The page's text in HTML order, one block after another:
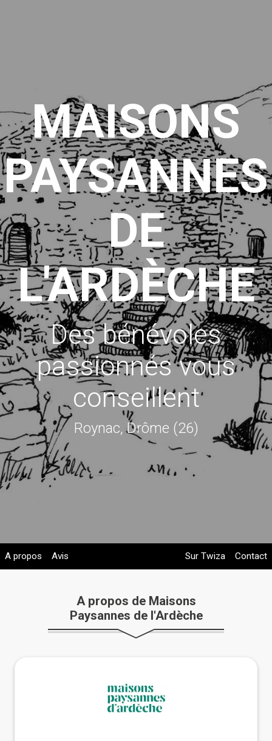
MAISONS
PAYSANNES
DE
L'ARDÈCHE
Des bénévoles
passionnés vous
conseillent
Roynac, Drôme (26)
A propos Avis Sur Twiza Contact
A propos de Maisons
Paysannes de l'Ardèche